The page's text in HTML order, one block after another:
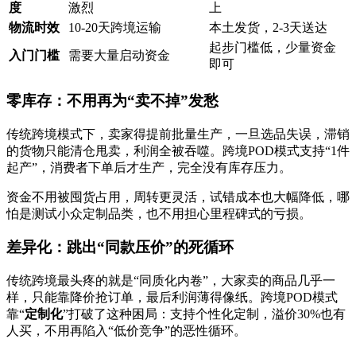
度
激烈
上
物流时效
10-20天跨境运输 本土发货，2-3天送达
入门门槛 需要大量启动资金
起步门槛低，少量资金
即可
零库存：不用再为“卖不掉”发愁
传统跨境模式下，卖家得提前批量生产，一旦选品失误，滞销
的货物只能清仓甩卖，利润全被吞噬。跨境POD模式支持“1件
起产”，消费者下单后才生产，完全没有库存压力。
资金不用被囤货占用，周转更灵活，试错成本也大幅降低，哪
怕是测试小众定制品类，也不用担心里程碑式的亏损。
差异化：跳出“同款压价”的死循环
传统跨境最头疼的就是“同质化内卷”，大家卖的商品几乎一
样，只能靠降价抢订单，最后利润薄得像纸。跨境POD模式
靠“定制化”打破了这种困局：支持个性化定制，溢价30%也有
人买，不用再陷入“低价竞争”的恶性循环。